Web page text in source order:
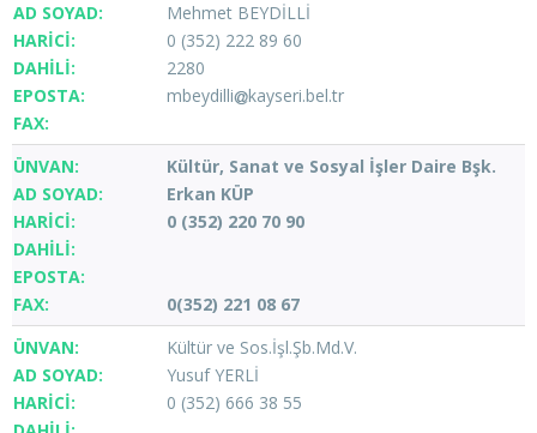
Mehmet BEYDİLLİ
0 (352) 222 89 60
2280
mbeydilli
kayseri.bel.tr
Kültür, Sanat ve Sosyal İşler Daire Bşk.
Erkan KÜP
0 (352) 220 70 90
0(352) 221 08 67
Kültür ve Sos.İşl.Şb.Md.V.
Yusuf YERLİ
0 (352) 666 38 55